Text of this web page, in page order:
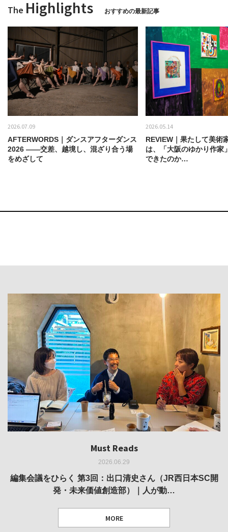
The Highlights おすすめの最新記事
2026.07.09
AFTERWORDS｜ダンスアフターダンス
2026 ——交差、越境し、混ざり合う場
をめざして
2026.05.14
REVIEW｜果たして美術
は、「大阪のゆかり作家
できたのか…
Must Reads
2026.06.29
編集会議をひらく 第3回：出口清史さん（JR西日本SC開
発・未来価値創造部）｜人が動…
MORE
Must Reads
2026.05.14
REVIEW｜果たして美術家・梅津庸一は、「大阪のゆかり
作家」となることができたのか…
Must Reads
2026.03.11
REPORT｜博覧会の残像
Must Reads
2026.02.25
REVIEW｜菊池聡太朗 個展「余りの風景」
Must Reads
2025.10.01
REVIEW｜生の存在証明としての線——「ライフライン」
展